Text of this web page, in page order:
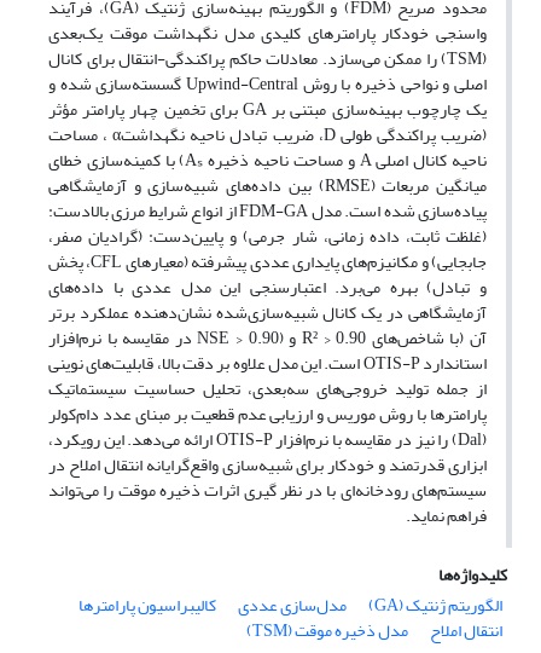
محدود صریح (FDM) و الگوریتم بهینه‌سازی ژنتیک (GA)، فرآیند
واسنجی خودکار پارامترهای کلیدی مدل نگهداشت موقت یک‌بعدی
(TSM) را ممکن می‌سازد. معادلات حاکم پراکندگی-انتقال برای کانال
اصلی و نواحی ذخیره با روش Upwind-Central گسسته‌سازی شده و
یک چارچوب بهینه‌سازی مبتنی بر GA برای تخمین چهار پارامتر مؤثر
(ضریب پراکندگی طولی D، ضریب تبادل ناحیه نگهداشتα ، مساحت
ناحیه کانال اصلی A و مساحت ناحیه ذخیره Aₛ) با کمینه‌سازی خطای
میانگین مربعات (RMSE) بین داده‌های شبیه‌سازی و آزمایشگاهی
پیاده‌سازی شده است. مدل FDM-GA از انواع شرایط مرزی بالادست:
(غلظت ثابت، داده زمانی، شار جرمی) و پایین‌دست: (گرادیان صفر،
جابجایی) و مکانیزم‌های پایداری عددی پیشرفته (معیارهای CFL، پخش
و تبادل) بهره می‌برد. اعتبارسنجی این مدل عددی با داده‌های
آزمایشگاهی در یک کانال شبیه‌سازی‌شده نشان‌دهنده عملکرد برتر
آن (با شاخص‌های R² > 0.90 و (NSE > 0.90 در مقایسه با نرم‌افزار
استاندارد OTIS-P است. این مدل علاوه بر دقت بالا، قابلیت‌های نوینی
از جمله تولید خروجی‌های سه‌بعدی، تحلیل حساسیت سیستماتیک
پارامترها با روش موریس و ارزیابی عدم قطعیت بر مبنای عدد دام‌کولر
(Dal) را نیز در مقایسه با نرم‌افزار OTIS-P ارائه می‌دهد. این رویکرد،
ابزاری قدرتمند و خودکار برای شبیه‌سازی واقع‌گرایانه انتقال املاح در
سیستم‌های رودخانه‌ای با در نظر گیری اثرات ذخیره موقت را می‌تواند
فراهم نماید.
کلیدواژه‌ها
الگوریتم ژنتیک (GA)
مدل‌سازی عددی کالیبراسیون پارامترها
انتقال املاح
مدل ذخیره موقت (TSM)